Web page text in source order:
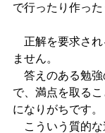
で行ったり作った
正解を要求され
ません。
答えのある勉強
で、満点を取る
になりがちです。
こういう質的な